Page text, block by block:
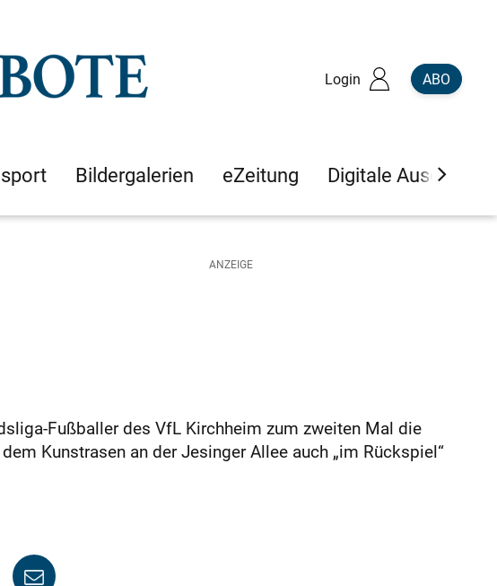
Login ABO
Bildergalerien eZeitung Digitale Ausgaben
Fußballer des VfL Kirchheim zum zweiten Mal die
Kunstrasen an der Jesinger Allee auch „im Rückspiel“